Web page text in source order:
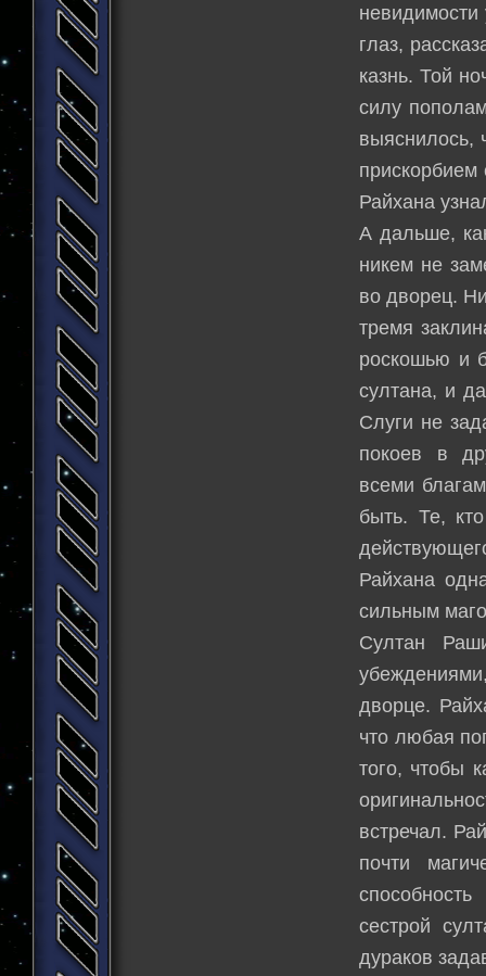
глаз,
казнь. Той
силу
выяснилось,
прискорбием
Райхана
А дальше,
никем не
во дворец.
тремя
роскошью и
султана, и
Слуги не
покоев в
всеми
быть. Те,
Райхана
сильным
Султан
дворце.
что любая
того, чтобы
встречал.
почти
сестрой
дураков